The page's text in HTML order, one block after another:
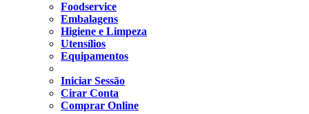
Foodservice
Embalagens
Higiene e Limpeza
Utensílios
Equipamentos
Iniciar Sessão
Cirar Conta
Comprar Online